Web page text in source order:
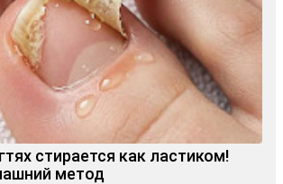
стирается как ластиком!
метод